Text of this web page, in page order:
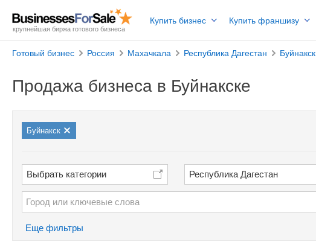
крупнейшая биржа готового бизнеса
Купить бизнес Купить франшизу
Готовый бизнес Россия Махачкала Республика Дагестан Буйнакск
Продажа бизнеса в Буйнакске
Буйнакск
Выбрать категории Республика Дагестан
Еще фильтры